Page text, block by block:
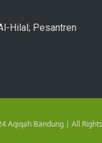
Hilal; Pesantren
Aqiqah Bandung | All